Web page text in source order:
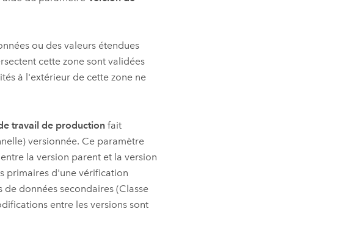
ou des valeurs étendues
cette zone sont validées
à l'extérieur de cette zone ne
travail de productionfait
versionnée. Ce paramètre
la version parent et la version
primaires d'une vérification
de données secondaires (Classe
entre les versions sont